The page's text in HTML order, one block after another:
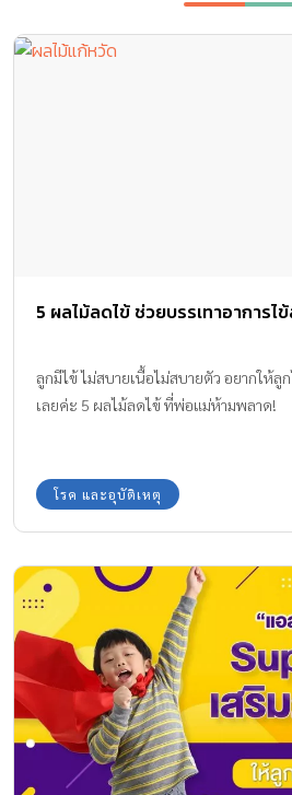
5 ผลไม้ลดไข้ ช่วยบรรเทาอาการไ
ลูกมีไข้ ไม่สบายเนื้อไม่สบายตัว อยากให้ลู
เลยค่ะ 5 ผลไม้ลดไข้ ที่พ่อแม่ห้ามพลาด!
โรค และอุบัติเหตุ